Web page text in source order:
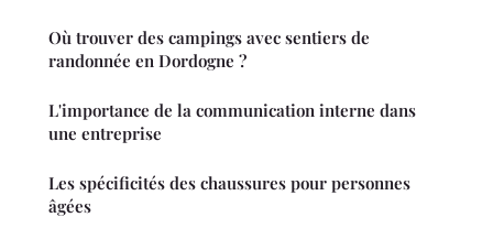
Où trouver des campings avec sentiers de
randonnée en Dordogne ?
L'importance de la communication interne dans
une entreprise
Les spécificités des chaussures pour personnes
âgées